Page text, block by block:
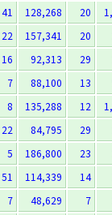
41 128,268 20
22 157,341 20
16 92,313 29
7 88,100 13
8 135,288 12
22 84,795 29
5 186,800 23
51 114,339 14
7 48,629 7